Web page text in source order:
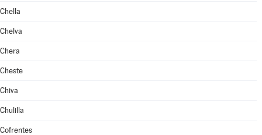
Chella
Chelva
Chera
Cheste
Chiva
Chulilla
Cofrentes